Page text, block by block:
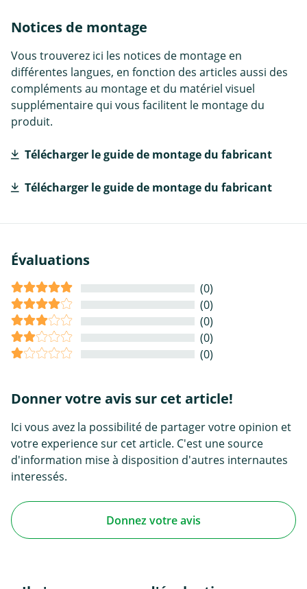
Notices de montage
Vous trouverez ici les notices de montage en
différentes langues, en fonction des articles aussi des
compléments au montage et du matériel visuel
supplémentaire qui vous facilitent le montage du
produit.
Télécharger le guide de montage du fabricant
Télécharger le guide de montage du fabricant
Évaluations
(0)
(0)
(0)
(0)
(0)
Donner votre avis sur cet article!
Ici vous avez la possibilité de partager votre opinion et
votre experience sur cet article. C'est une source
d'information mise à disposition d'autres internautes
interessés.
Donnez votre avis